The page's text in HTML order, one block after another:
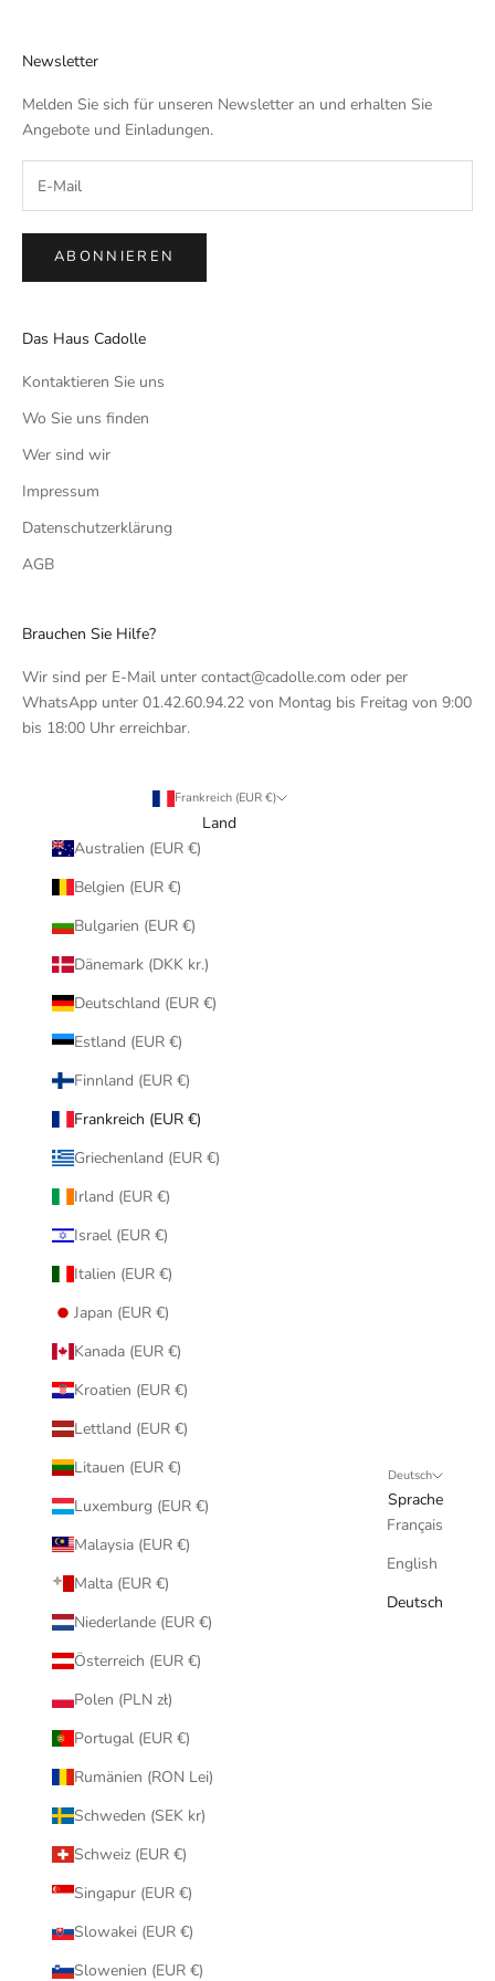
Newsletter
Melden Sie sich für unseren Newsletter an und erhalten Sie
Angebote und Einladungen.
ABONNIEREN
Das Haus Cadolle
Kontaktieren Sie uns
Wo Sie uns finden
Wer sind wir
Impressum
Datenschutzerklärung
AGB
Brauchen Sie Hilfe?
Wir sind per E-Mail unter contact@cadolle.com oder per
WhatsApp unter 01.42.60.94.22 von Montag bis Freitag von 9:00
bis 18:00 Uhr erreichbar.
Frankreich (EUR €)
Land
Australien (EUR €)
Belgien (EUR €)
Bulgarien (EUR €)
Dänemark (DKK kr.)
Deutschland (EUR €)
Estland (EUR €)
Finnland (EUR €)
Frankreich (EUR €)
Griechenland (EUR €)
Irland (EUR €)
Israel (EUR €)
Italien (EUR €)
Japan (EUR €)
Kanada (EUR €)
Kroatien (EUR €)
Lettland (EUR €)
Litauen (EUR €)
Luxemburg (EUR €)
Malaysia (EUR €)
Malta (EUR €)
Niederlande (EUR €)
Österreich (EUR €)
Polen (PLN zł)
Portugal (EUR €)
Rumänien (RON Lei)
Schweden (SEK kr)
Schweiz (EUR €)
Singapur (EUR €)
Slowakei (EUR €)
Slowenien (EUR €)
Deutsch
Sprache
Français
English
Deutsch